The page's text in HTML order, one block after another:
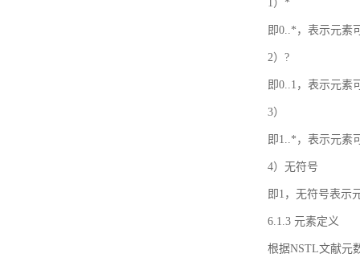
1）*
即0..*，表示元素
2）?
即0..1，表示元素
3）
即1..*，表示元素
4）无符号
即1，无符号表示
6.1.3 元素定义
根据NSTL文献元